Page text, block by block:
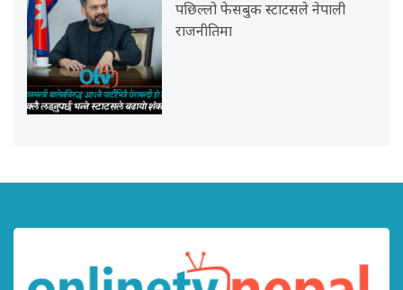
पछिल्लो फेसबुक स्टाटसले नेपाली
राजनीतिमा